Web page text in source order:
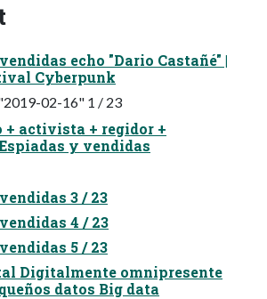
echo "Dario Castañé" |
Cyberpunk
02-16" 1 / 23
activista + regidor +
y vendidas
3 / 23
4 / 23
5 / 23
Digitalmente omnipresente
datos Big data